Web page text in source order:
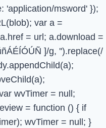
'application/msword' });
var a =
= url; a.download =
]/g, '').replace(/
wvTimer = null;
= function () { if
wvTimer = null; }